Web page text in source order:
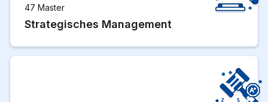
47 Master
Strategisches Management